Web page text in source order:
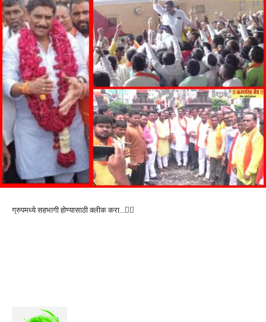
ग्रुपमध्ये सहभागी होण्यासाठी क्लीक करा…👆🏻